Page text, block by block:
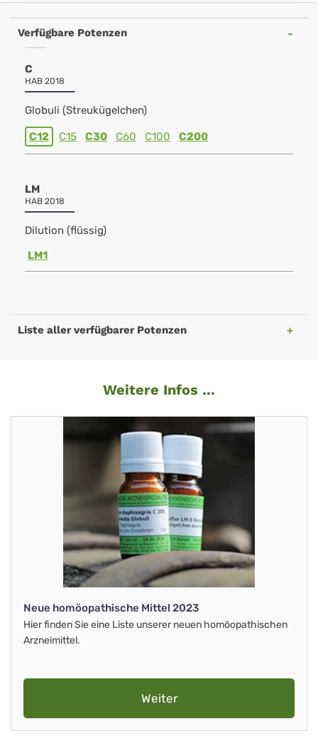
Verfügbare Potenzen
C
HAB 2018
Globuli (Streukügelchen)
C12 C15 C30 C60 C100 C200
LM
HAB 2018
Dilution (flüssig)
LM1
Liste aller verfügbarer Potenzen
Weitere Infos ...
Neue homöopathische Mittel 2023
Hier finden Sie eine Liste unserer neuen homöopathischen
Arzneimittel.
Weiter